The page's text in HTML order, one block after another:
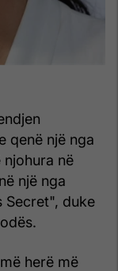
qenë një nga
njohura në
një nga
Secret", duke
herë më